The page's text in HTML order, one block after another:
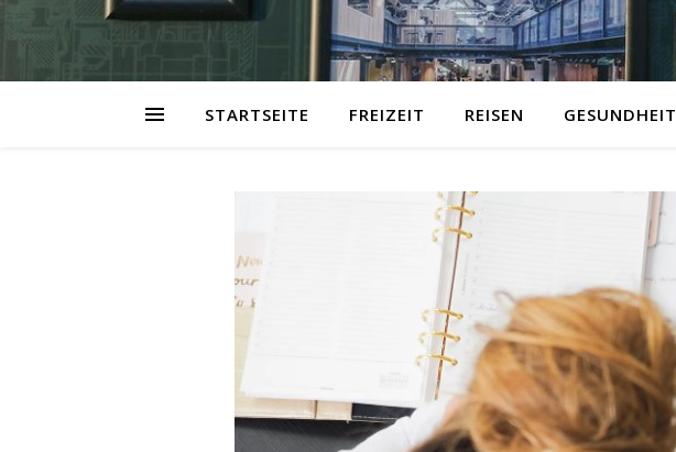
STARTSEITE FREIZEIT REISEN GESUNDHEIT